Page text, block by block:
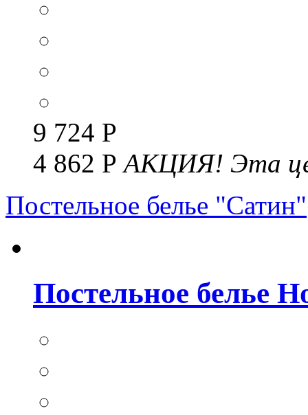
9 724 Р
4 862 РАКЦИЯ! Эта
Постельное белье "Сатин"
Постельное белье